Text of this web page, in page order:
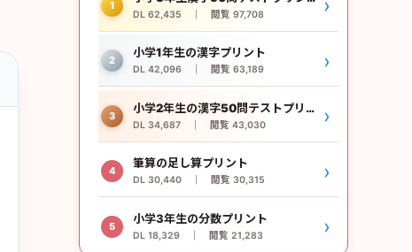
1
DL 62,435 ｜ 閲覧 97,708 ›
2
小学1年生の漢字プリント
DL 42,096 ｜ 閲覧 63,189 ›
3
小学2年生の漢字50問テストプリント
DL 34,687 ｜ 閲覧 43,030 ›
4
筆算の足し算プリント
DL 30,440 ｜ 閲覧 30,315 ›
5
小学3年生の分数プリント
DL 18,329 ｜ 閲覧 21,283 ›